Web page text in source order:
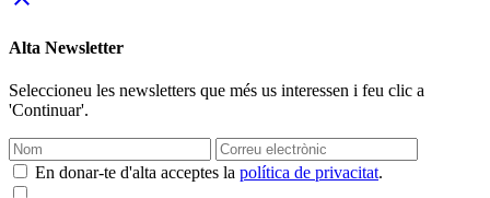
Alta Newsletter
Seleccioneu les newsletters que més us interessen i feu clic a
'Continuar'.
En donar-te d'alta acceptes la política de privacitat.